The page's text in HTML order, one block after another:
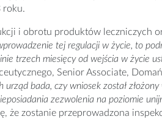
roku.
i obrotu produktów leczniczych
tej regulacji w życie, to
trzech miesięcy od wejścia w życie
Senior Associate,
bada, czy wniosek został
zezwolenia na poziomie
że zostanie przeprowadzona